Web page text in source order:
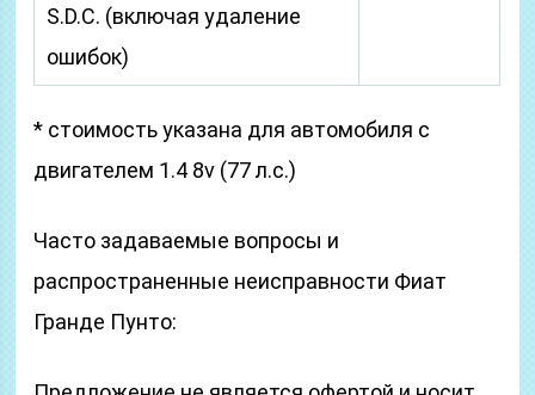
S.D.C. (включая удаление
ошибок)
* стоимость указана для автомобиля с
двигателем 1.4 8v (77 л.с.)
Часто задаваемые вопросы и
распространенные неисправности Фиат
Гранде Пунто: